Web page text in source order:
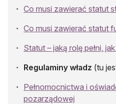
Co musi zawierać statut
Co musi zawierać statut
Statut – jaką rolę pełni,
Regulaminy władz (tu
Pełnomocnictwa i
pozarządowej